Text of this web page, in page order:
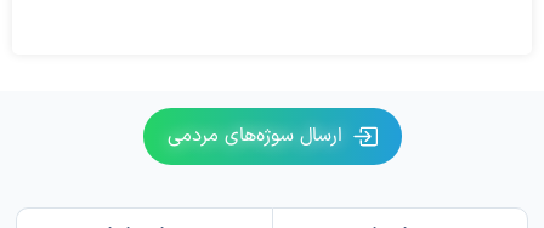
ارسال سوژه‌های مردمی